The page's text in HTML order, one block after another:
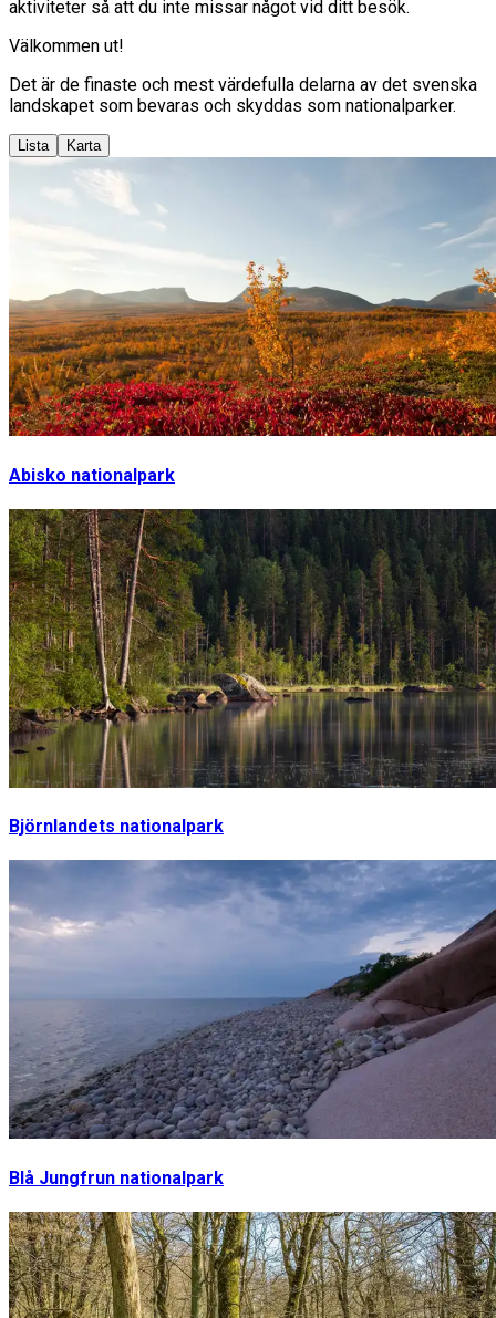
aktiviteter så att du inte missar något vid ditt besök.
Välkommen ut!
Det är de finaste och mest värdefulla delarna av det svenska
landskapet som bevaras och skyddas som nationalparker.
Lista Karta
Abisko nationalpark
Björnlandets nationalpark
Blå Jungfrun nationalpark